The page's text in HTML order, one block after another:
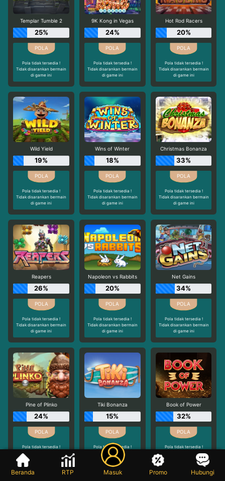
Templar Tumble 2
25%
Pola tidak tersedia !
Tidak disarankan bermain
di game ini
9K Kong in Vegas
24%
Pola tidak tersedia !
Tidak disarankan bermain
di game ini
Hot Rod Racers
20%
Pola tidak tersedia !
Tidak disarankan bermain
di game ini
Wild Yield
19%
Pola tidak tersedia !
Tidak disarankan bermain
di game ini
Wins of Winter
18%
Pola tidak tersedia !
Tidak disarankan bermain
di game ini
Christmas Bonanza
33%
Pola tidak tersedia !
Tidak disarankan bermain
di game ini
Reapers
26%
Pola tidak tersedia !
Tidak disarankan bermain
di game ini
Napoleon vs Rabbits
20%
Pola tidak tersedia !
Tidak disarankan bermain
di game ini
Net Gains
34%
Pola tidak tersedia !
Tidak disarankan bermain
di game ini
Pine of Plinko
24%
Pola tidak tersedia !
Tidak disarankan bermain
Tiki Bonanza
15%
Pola tidak tersedia !
Tidak disarankan bermain
di game ini
Book of Power
32%
Pola tidak tersedia !
Tidak disarankan bermain
Beranda RTP Masuk Promo Hubungi